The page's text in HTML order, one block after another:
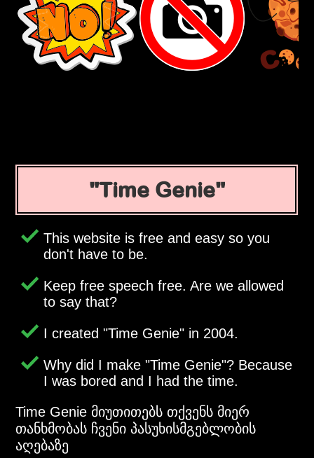
Time Genie
This website is free and easy so you
don't have to be.
Keep free speech free. Are we allowed
to say that?
I created Time Genie in 2004.
Why did I make Time Genie ? Because
I was bored and I had the time.
Time Genie მიუთითებს თქვენს მიერ
თანხმობას ჩვენი პასუხისმგებლობის
აღებაზე